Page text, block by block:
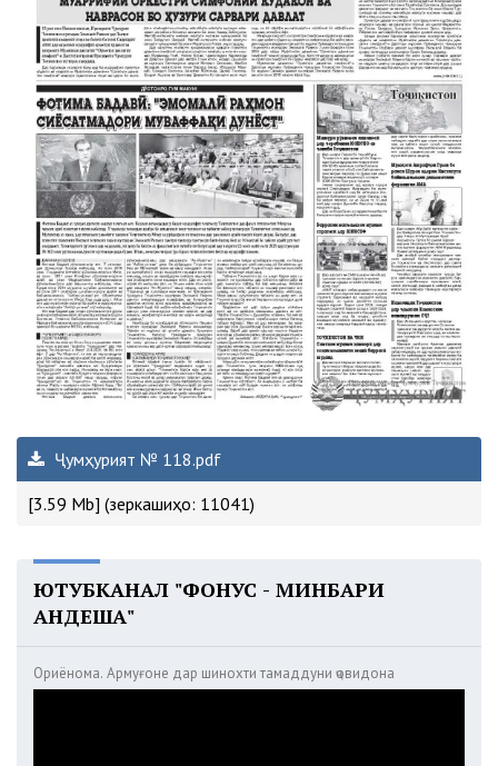
Ҷумҳурият № 118.pdf
[3.59 Mb] (зеркашиҳо: 11041)
ЮТУБКАНАЛ "ФОНУС - МИНБАРИ
АНДЕША"
Ориёнома. Армуғоне дар шинохти тамаддуни ҷовидона